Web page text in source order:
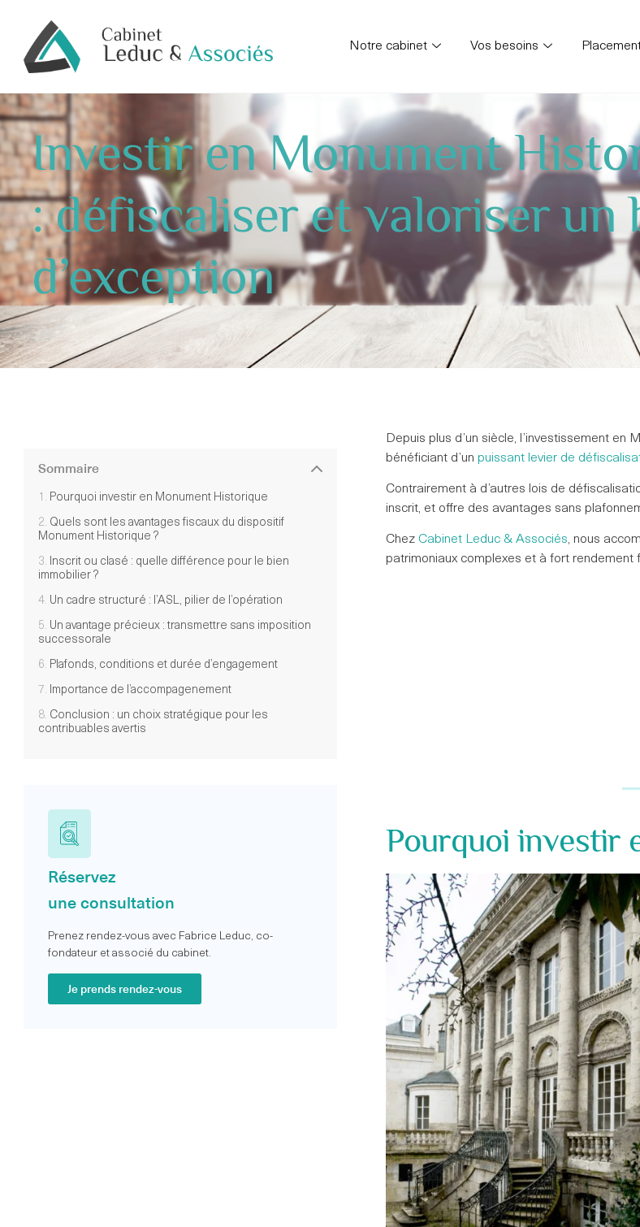
Notre cabinet Vos besoins
Investir en Monument
: défiscaliser et valoriser un
d’exception
Sommaire
Pourquoi investir en Monument Historique
Quels sont les avantages fiscaux du dispositif
Monument Historique ?
Inscrit ou clasé : quelle différence pour le bien
immobilier ?
Un cadre structuré : l’ASL, pilier de l’opération
Un avantage précieux : transmettre sans imposition
successorale
Plafonds, conditions et durée d’engagement
Importance de l’accompagenement
Conclusion : un choix stratégique pour les
contribuables avertis
Réservez
une consultation
Prenez rendez-vous avec Fabrice Leduc, co-
fondateur et associé du cabinet.
Je prends rendez-vous
Depuis plus d’un siècle, l’investissement
bénéficiant d’un puissant levier de
Contrairement à d’autres lois de
inscrit, et offre des avantages sans
Chez Cabinet Leduc & Associés, nous
patrimoniaux complexes et à fort rendement
Pourquoi investir